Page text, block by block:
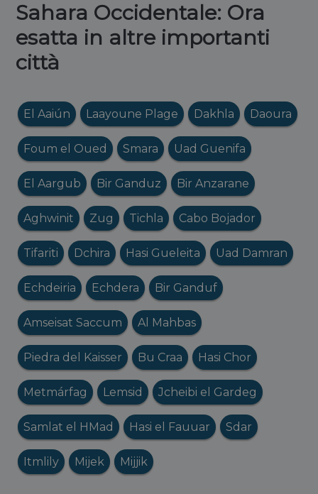
Sahara Occidentale: Ora
esatta in altre importanti
città
El Aaiún Laayoune Plage Dakhla Daoura
Foum el Oued Smara Uad Guenifa
El Aargub Bir Ganduz Bir Anzarane
Aghwinit Zug Tichla Cabo Bojador
Tifariti Dchira Hasi Gueleita Uad Damran
Echdeiria Echdera Bir Ganduf
Amseisat Saccum Al Mahbas
Piedra del Kaisser Bu Craa Hasi Chor
Metmárfag Lemsid Jcheibi el Gardeg
Samlat el HMad Hasi el Fauuar Sdar
Itmlily Mijek Mijjik